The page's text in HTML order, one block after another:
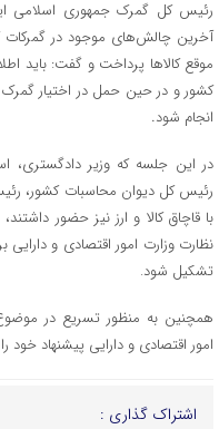
رئیس کل گمرک جمهوری اسلامی
آخرین چالش‌های موجود در
موقع کالاها پرداخت و گفت: باید
کشور و در حین حمل در اختیار گمرک
انجام شود.
در این جلسه که وزیر دادگستری،
رئیس کل دیوان محاسبات کشور،
با قاچاق کالا و ارز نیز حضور
نظارت وزارت امور اقتصادی و دارایی
تشکیل شود.
همچنین به منظور تسریع در موضوع
امور اقتصادی و دارایی پیشنهاد خود
اشتراک گذاری :